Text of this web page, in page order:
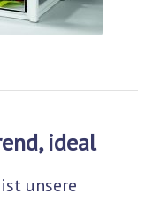
ideal
unsere